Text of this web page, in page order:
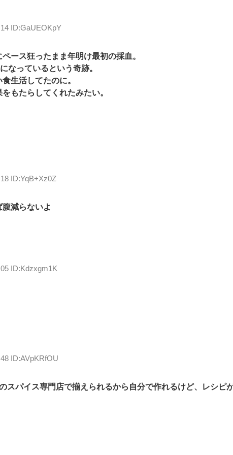
ID:GaUEOKpY
ース狂ったまま年明け最初の採血。
なっているという奇跡。
生活してたのに。
もたらしてくれたみたい。
ID:YqB+Xz0Z
減らないよ
ID:Kdzxgm1K
ID:AVpKRfOU
スパイス専門店で揃えられるから自分で作れるけど、レシピ